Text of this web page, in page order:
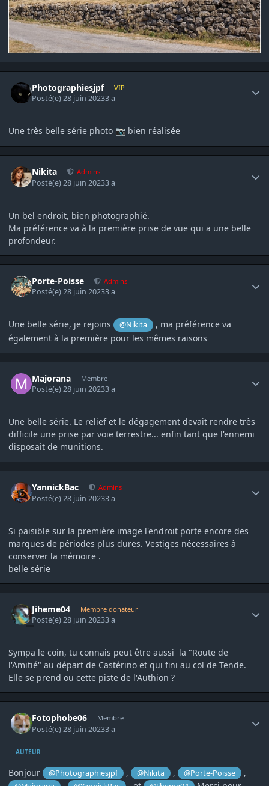
Photographiesjpf VIP
Posté(e)28 juin 20233 a
Une très belle série photo 📷 bien réalisée
Nikita Admins
Posté(e)28 juin 20233 a
Un bel endroit, bien photographié.
Ma préférence va à la première prise de vue qui a une belle
profondeur.
Porte-Poisse Admins
Posté(e)28 juin 20233 a
Une belle série, je rejoins @Nikita
, ma préférence va
également à la première pour les mêmes raisons
Majorana Membre
Posté(e)28 juin 20233 a
Une belle série. Le relief et le dégagement devait rendre très
difficile une prise par voie terrestre... enfin tant que l'ennemi
disposait de munitions.
YannickBac Admins
Posté(e)28 juin 20233 a
Si paisible sur la première image l'endroit porte encore des
marques de périodes plus dures. Vestiges nécessaires à
conserver la mémoire .
belle série
Jiheme04 Membre donateur
Posté(e)28 juin 20233 a
Sympa le coin, tu connais peut être aussi la "Route de
l'Amitié" au départ de Castérino et qui fini au col de Tende.
Elle se prend ou cette piste de l'Authion ?
Fotophobe06 Membre
Posté(e)28 juin 20233 a
AUTEUR
Bonjour @Photographiesjpf , @Nikita , @Porte-Poisse ,